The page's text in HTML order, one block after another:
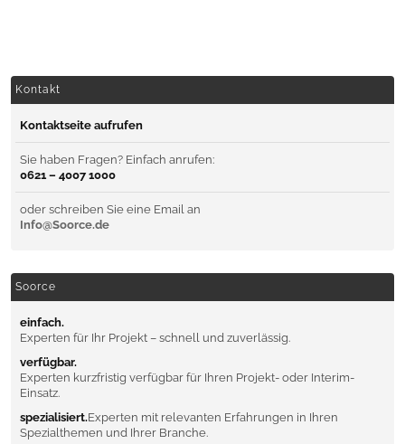
Kontakt
Kontaktseite aufrufen
Sie haben Fragen? Einfach anrufen:
0621 – 4007 1000
oder schreiben Sie eine Email an
Info@Soorce.de
Soorce
einfach.
Experten für Ihr Projekt – schnell und zuverlässig.
verfügbar.
Experten kurzfristig verfügbar für Ihren Projekt- oder Interim-
Einsatz.
spezialisiert.Experten mit relevanten Erfahrungen in Ihren
Spezialthemen und Ihrer Branche.